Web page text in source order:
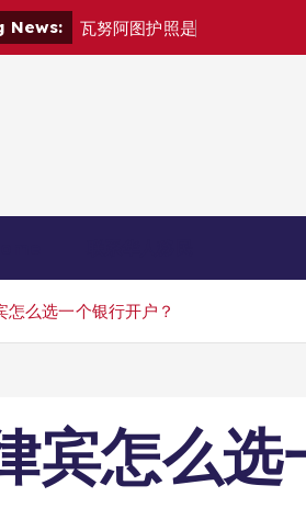
News: 瓦努阿图护照是
怎么选一个银行开户？
宾怎么选